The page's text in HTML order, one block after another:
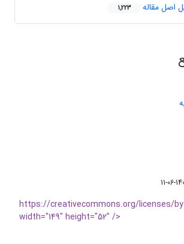
اصل مقاله 1,223
https://creativecommons.org/licenses/
width="149" height="52" />